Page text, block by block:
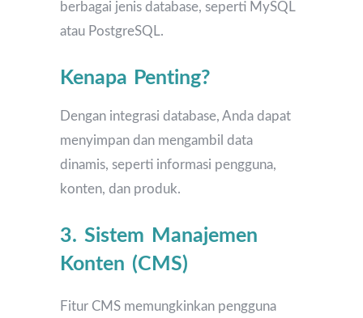
berbagai jenis database, seperti MySQL
atau PostgreSQL.
Kenapa Penting?
Dengan integrasi database, Anda dapat
menyimpan dan mengambil data
dinamis, seperti informasi pengguna,
konten, dan produk.
3. Sistem Manajemen
Konten (CMS)
Fitur CMS memungkinkan pengguna